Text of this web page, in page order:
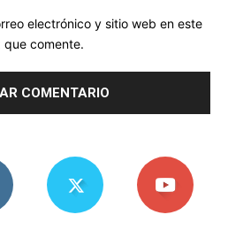
electrónico y sitio web en este
comente.